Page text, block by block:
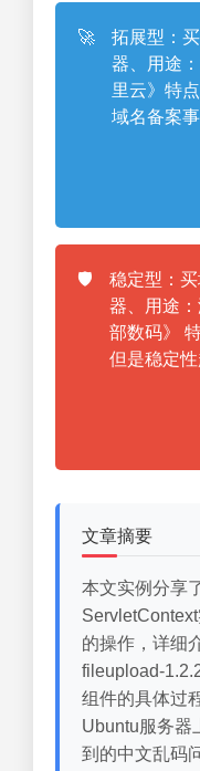
🚀
拓展型：
器、用途
里云》特
域名备案
🛡️
稳定型：
器、用途
部数码》
但是稳定
文章摘要
本文实例分享
的操作，详细
fileupload-
组件的具体过
Ubuntu服务器
到的中文乱码